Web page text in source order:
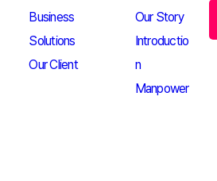
Business
Solutions
Our Client
Our Story
Introductio
n
Manpower